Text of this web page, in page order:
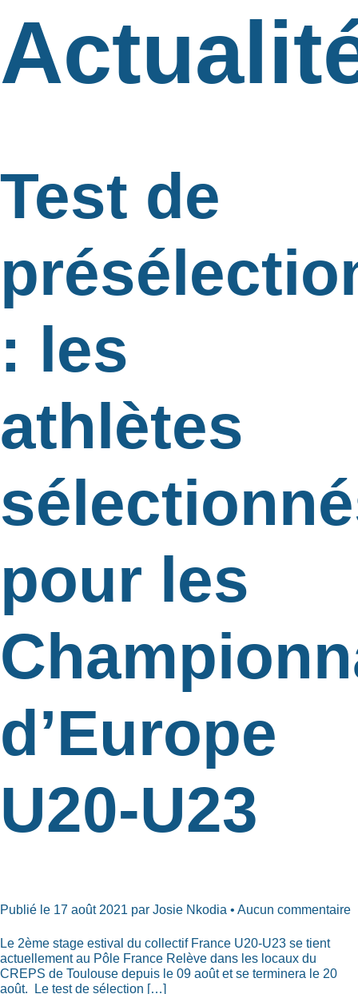
Test de
: les
athlètes
pour les
d’Europe
U20-U23
Publié le 17 août 2021 par Josie Nkodia • Aucun commentaire
Le 2ème stage estival du collectif France U20-U23 se tient
actuellement au Pôle France Relève dans les locaux du
CREPS de Toulouse depuis le 09 août et se terminera le 20
août. Le test de sélection […]